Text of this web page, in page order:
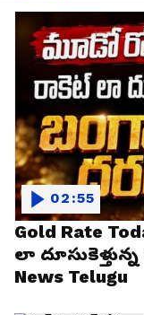
Gold Rate
లా
News Telugu
02:55